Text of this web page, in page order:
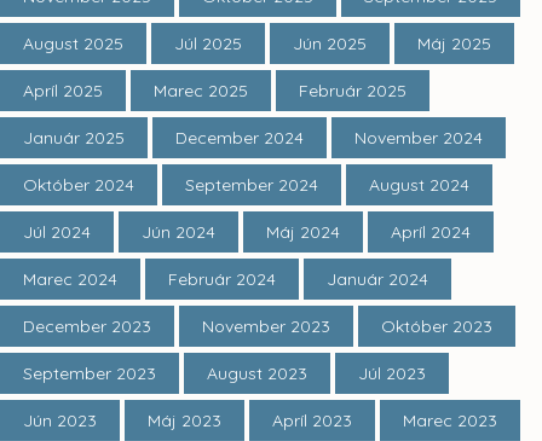
August 2025 Júl 2025 Jún 2025 Máj 2025
Apríl 2025 Marec 2025 Február 2025
Január 2025 December 2024 November 2024
Október 2024 September 2024 August 2024
Júl 2024 Jún 2024 Máj 2024 Apríl 2024
Marec 2024 Február 2024 Január 2024
December 2023 November 2023 Október 2023
September 2023 August 2023 Júl 2023
Jún 2023 Máj 2023 Apríl 2023 Marec 2023